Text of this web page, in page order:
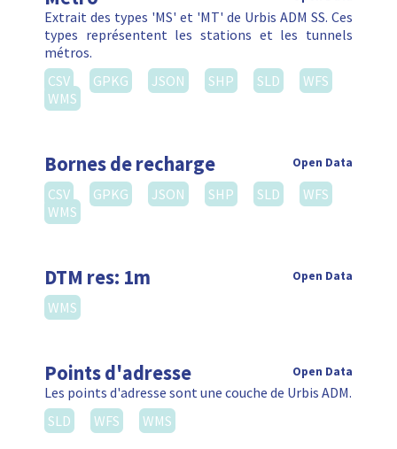
Extrait des types 'MS' et 'MT' de Urbis ADM SS. Ces
types représentent les stations et les tunnels
métros.
CSV
GPKG JSON SHP SLD
WFS
WMS
Bornes de recharge Open Data
CSV GPKG JSON SHP SLD
WFS
WMS
DTM res: 1m Open Data
WMS
Points d'adresse Open Data
Les points d'adresse sont une couche de Urbis ADM.
SLD
WFS WMS